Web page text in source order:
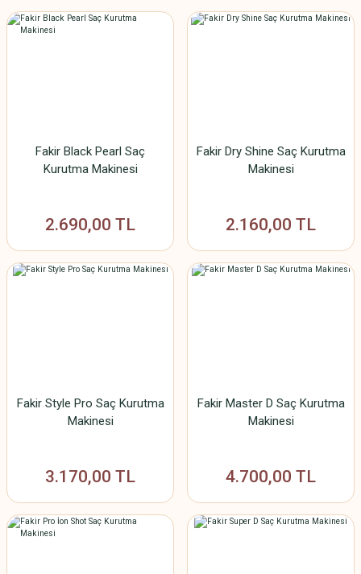
Fakir Black Pearl Saç
Kurutma Makinesi
2.690,00 TL
Fakir Dry Shine Saç Kurutma
Makinesi
2.160,00 TL
Fakir Style Pro Saç Kurutma
Makinesi
3.170,00 TL
Fakir Master D Saç Kurutma
Makinesi
4.700,00 TL